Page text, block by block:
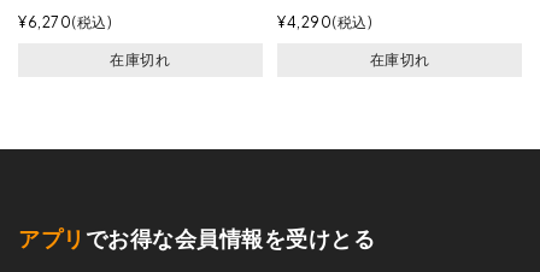
¥6,270 税込
在庫切れ
¥4,290 税込
在庫切れ
アプリ でお得な会員情報を受けとる